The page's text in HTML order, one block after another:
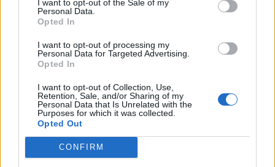
I want to opt-out of the Sale of my
Personal Data.
Opted In
I want to opt-out of processing my
Personal Data for Targeted Advertising.
Opted In
I want to opt-out of Collection, Use,
Retention, Sale, and/or Sharing of my
Personal Data that Is Unrelated with the
Purposes for which it was collected.
Opted Out
CONFIRM